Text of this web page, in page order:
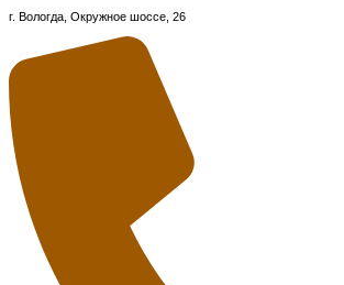
г. Вологда, Окружное шоссе, 26